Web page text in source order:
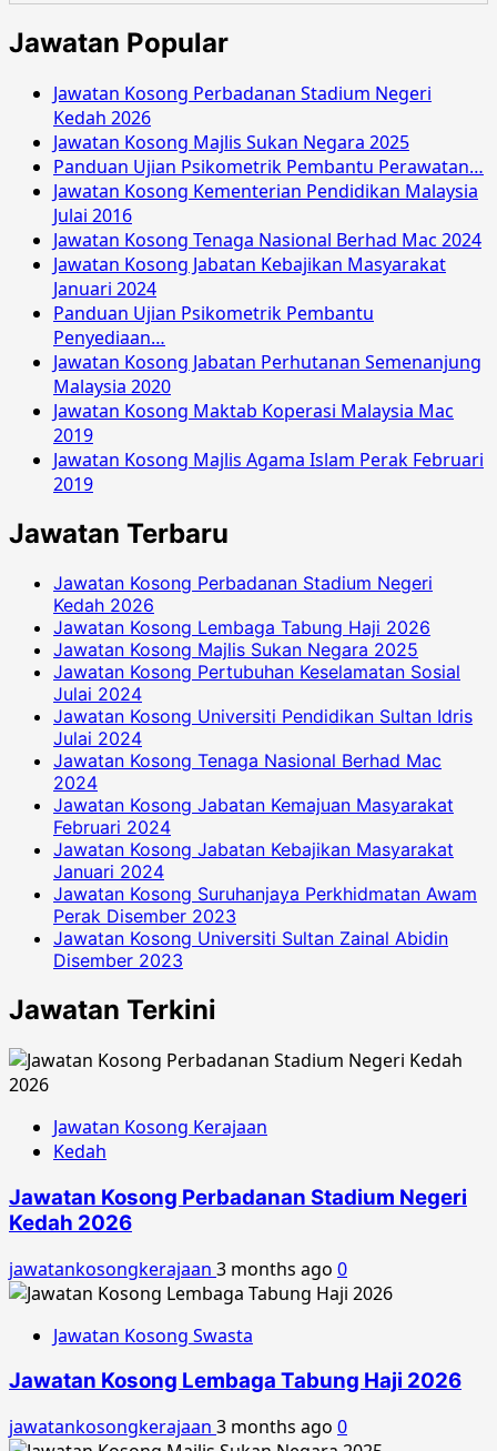
Jawatan Popular
Jawatan Kosong Perbadanan Stadium Negeri
Kedah 2026
Jawatan Kosong Majlis Sukan Negara 2025
Panduan Ujian Psikometrik Pembantu Perawatan…
Jawatan Kosong Kementerian Pendidikan Malaysia
Julai 2016
Jawatan Kosong Tenaga Nasional Berhad Mac 2024
Jawatan Kosong Jabatan Kebajikan Masyarakat
Januari 2024
Panduan Ujian Psikometrik Pembantu
Penyediaan…
Jawatan Kosong Jabatan Perhutanan Semenanjung
Malaysia 2020
Jawatan Kosong Maktab Koperasi Malaysia Mac
2019
Jawatan Kosong Majlis Agama Islam Perak Februari
2019
Jawatan Terbaru
Jawatan Kosong Perbadanan Stadium Negeri
Kedah 2026
Jawatan Kosong Lembaga Tabung Haji 2026
Jawatan Kosong Majlis Sukan Negara 2025
Jawatan Kosong Pertubuhan Keselamatan Sosial
Julai 2024
Jawatan Kosong Universiti Pendidikan Sultan Idris
Julai 2024
Jawatan Kosong Tenaga Nasional Berhad Mac
2024
Jawatan Kosong Jabatan Kemajuan Masyarakat
Februari 2024
Jawatan Kosong Jabatan Kebajikan Masyarakat
Januari 2024
Jawatan Kosong Suruhanjaya Perkhidmatan Awam
Perak Disember 2023
Jawatan Kosong Universiti Sultan Zainal Abidin
Disember 2023
Jawatan Terkini
Jawatan Kosong Kerajaan
Kedah
Jawatan Kosong Perbadanan Stadium Negeri
Kedah 2026
jawatankosongkerajaan 3 months ago 0
Jawatan Kosong Swasta
Jawatan Kosong Lembaga Tabung Haji 2026
jawatankosongkerajaan 3 months ago 0